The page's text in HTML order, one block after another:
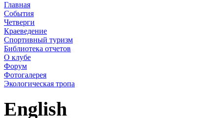
Главная
События
Четверги
Краеведение
Спортивный туризм
Библиотека отчетов
О клубе
Форум
Фотогалерея
Экологическая тропа
English